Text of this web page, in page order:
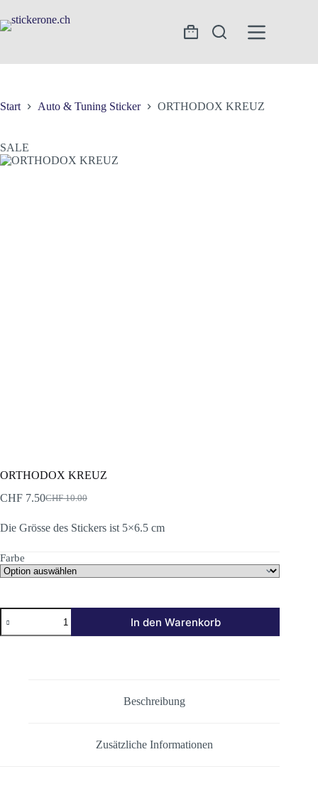
Inhalt
springen
Warenkorb
Start Auto & Tuning Sticker ORTHODOX KREUZ
SALE
ORTHODOX KREUZ
CHF10.00
Ursprünglicher
war:
CHF 7.50Aktueller
ist:
Die Grösse des Stickers ist 5×6.5 cm
Farbe
ORTHODOX
KREUZ
Menge
In den Warenkorb
Beschreibung
Zusätzliche Informationen